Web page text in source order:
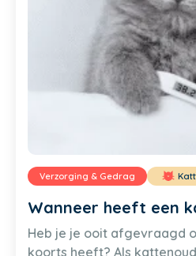
Verzorging & Gedrag
Wanneer heeft een
Heb je je ooit afgevraagd
koorts heeft? Als